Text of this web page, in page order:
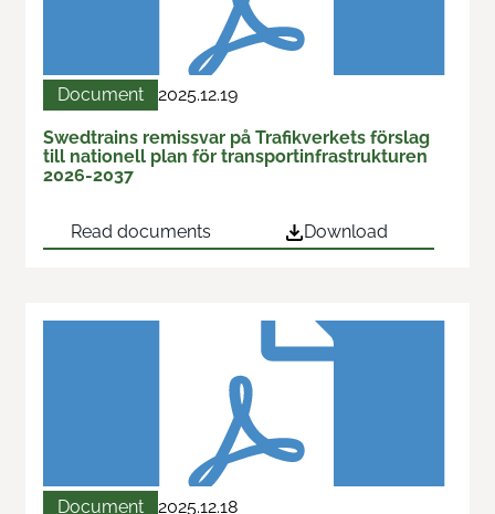
Document 2025.12.19
Swedtrains remissvar på Trafikverkets förslag
till nationell plan för transportinfrastrukturen
2026-2037
Read documents Download
Document 2025.12.18